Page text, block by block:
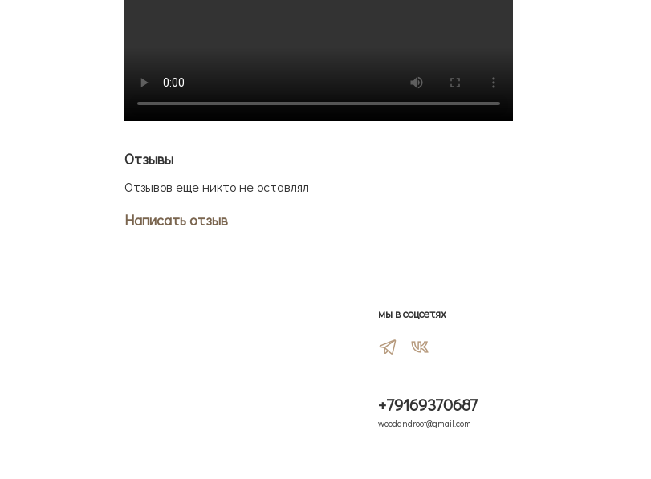
Отзывы
Отзывов еще никто не оставлял
Написать отзыв
мы в соцсетях
+79169370687
woodandroot@gmail.com